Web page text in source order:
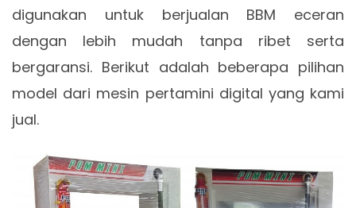
digunakan untuk berjualan BBM eceran
dengan lebih mudah tanpa ribet serta
bergaransi. Berikut adalah beberapa pilihan
model dari mesin pertamini digital yang kami
jual.